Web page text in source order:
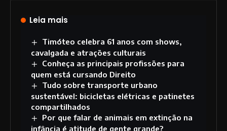
Leia mais
Timóteo celebra 61 anos com shows,
cavalgada e atrações culturais
Conheça as principais profissões para
quem está cursando Direito
Tudo sobre transporte urbano
sustentável: bicicletas elétricas e patinetes
compartilhados
Por que falar de animais em extinção na
infância é atitude de gente grande?